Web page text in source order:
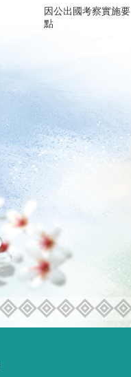
因公出國考察實施要
點